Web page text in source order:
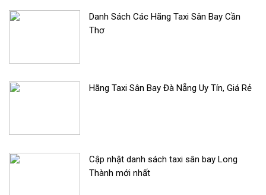
Danh Sách Các Hãng Taxi Sân Bay Cần
Thơ
Hãng Taxi Sân Bay Đà Nẵng Uy Tín, Giá Rẻ
Cập nhật danh sách taxi sân bay Long
Thành mới nhất